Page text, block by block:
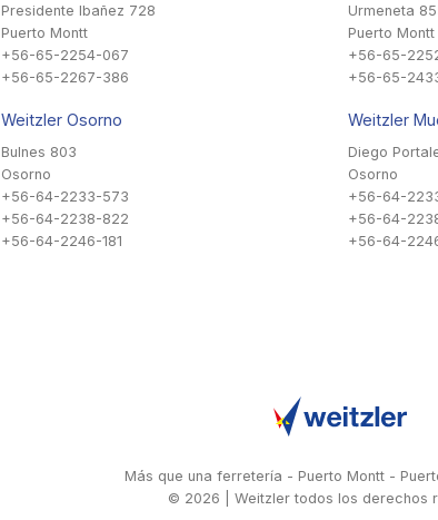
Presidente Ibañez 728
Puerto Montt
+56-65-2254-067
+56-65-2267-386
Weitzler Osorno
Bulnes 803
Osorno
+56-64-2233-573
+56-64-2238-822
+56-64-2246-181
Urmeneta
Puerto Montt
+56-65-
+56-65-
Weitzler
Diego
Osorno
+56-64-
+56-64-
+56-64-
Más que una ferretería - Puerto Montt -
© 2026 | Weitzler todos los derechos